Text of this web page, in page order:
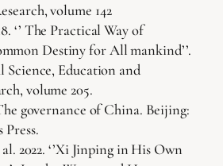
volume 142
‘’ The Practical Way of
Destiny for All mankind’’.
Science, Education and
volume 205.
governance of China. Beijing:
Press.
2022. ‘’Xi Jinping in His Own